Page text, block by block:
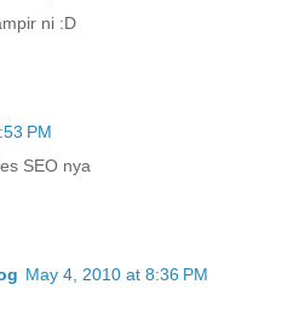
ni :D
PM
SEO nya
May 4, 2010 at 8:36 PM